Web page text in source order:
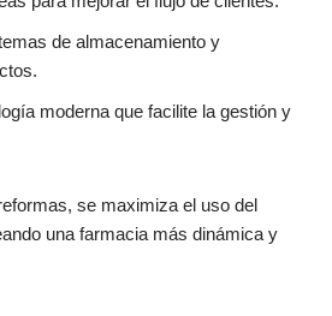
de almacenamiento y
moderna que facilite la gestión y
se maximiza el uso del
una farmacia más dinámica y